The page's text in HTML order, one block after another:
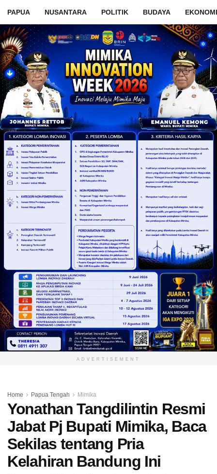
PAPUA NUSANTARA POLITIK BUDAYA EKONOMI
ADVERTISEMENT
Home Papua Tengah Mimika
Yonathan Tangdilintin Resmi
Jabat Pj Bupati Mimika, Baca
Sekilas tentang Pria
Kelahiran Bandung Ini